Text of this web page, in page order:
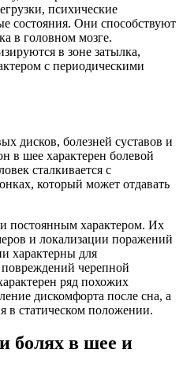
психические
состояния. Они способствуют
в головном мозге.
в зоне затылка,
с периодическими
дисков, болезней суставов и
в шее характерен болевой
сталкивается с
который может отдавать
постоянным характером. Их
и локализации поражений
характерны для
повреждений черепной
ряд похожих
дискомфорта после сна, а
в статическом положении.
болях в шее и